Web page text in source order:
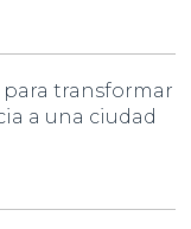
transformar
a una ciudad